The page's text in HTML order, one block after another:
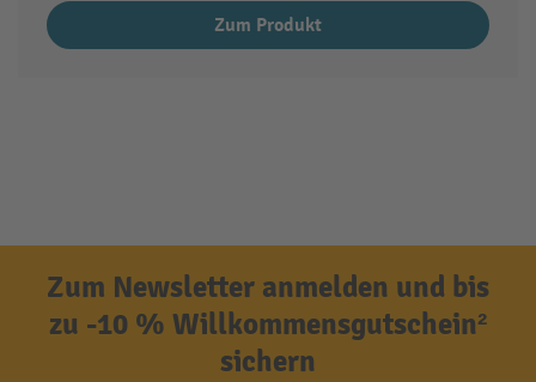
Zum Produkt
Zum Newsletter anmelden und bis
zu -10 % Willkommensgutschein²
sichern